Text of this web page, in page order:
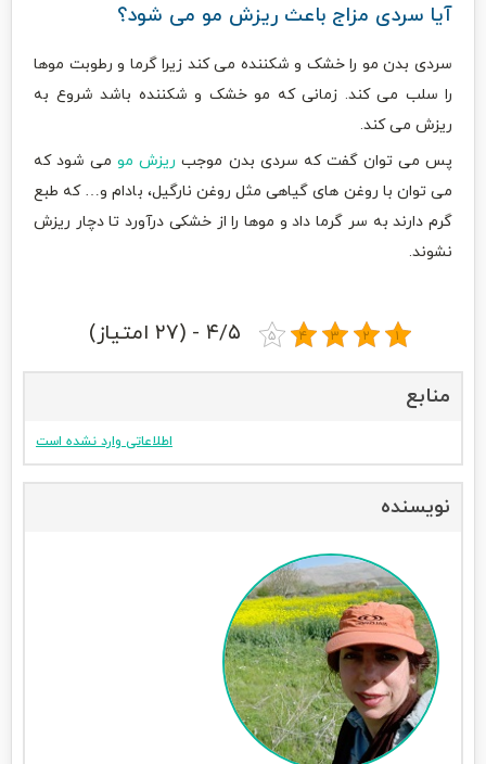
آیا سردی مزاج باعث ریزش مو می شود؟
سردی بدن مو را خشک و شکننده می کند زیرا گرما و رطوبت موها
را سلب می کند. زمانی که مو خشک و شکننده باشد شروع به
ریزش می کند.
پس می توان گفت که سردی بدن موجب ریزش مومی شود که
می توان با روغن های گیاهی مثل روغن نارگیل، بادام و… که طبع
گرم دارند به سر گرما داد و موها را از خشکی درآورد تا دچار ریزش
نشوند.
۴/۵ - (۲۷ امتیاز)
منابع
اطلاعاتی وارد نشده است
نویسنده